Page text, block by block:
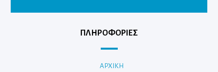
ΠΛΗΡΟΦΟΡΙΕΣ
ΑΡΧΙΚΗ